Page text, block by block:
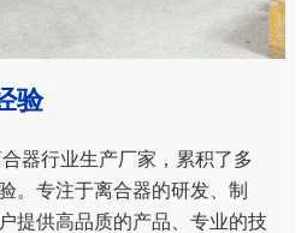
验
器行业生产厂家，累积了多
。专注于离合器的研发、制
提供高品质的产品、专业的技